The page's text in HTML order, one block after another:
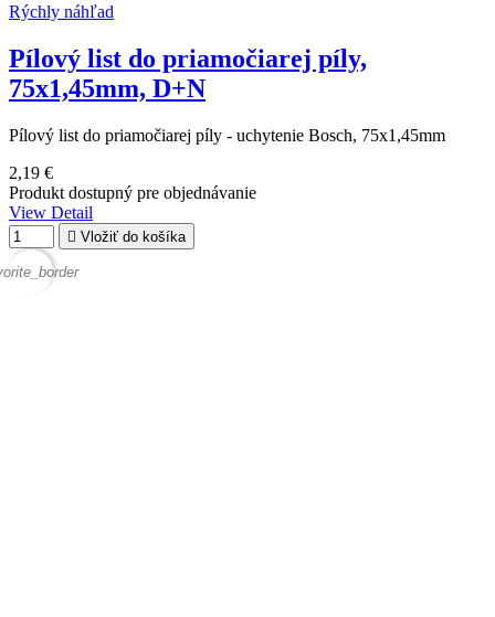
Rýchly náhľad
Pílový list do priamočiarej píly,
75x1,45mm, D+N
Pílový list do priamočiarej píly - uchytenie Bosch, 75x1,45mm
2,19 €
Produkt dostupný pre objednávanie
View Detail
 Vložiť do košíka